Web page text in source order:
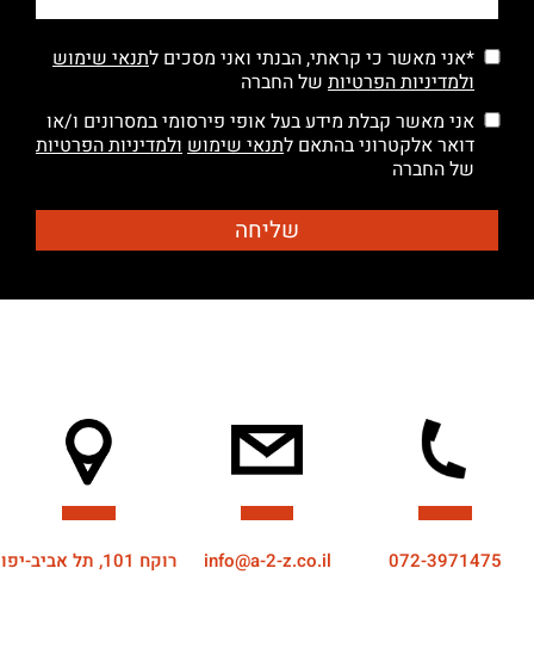
*אני מאשר כי קראתי, הבנתי ואני מסכים לתנאי שימוש
ולמדיניות הפרטיות של החברה
אני מאשר קבלת מידע בעל אופי פירסומי במסרונים ו/או
דואר אלקטרוני בהתאם לתנאי שימושולמדיניות הפרטיות
של החברה
072-3971475
info@a-2-z.co.il רוקח 101, תל אביב-יפו